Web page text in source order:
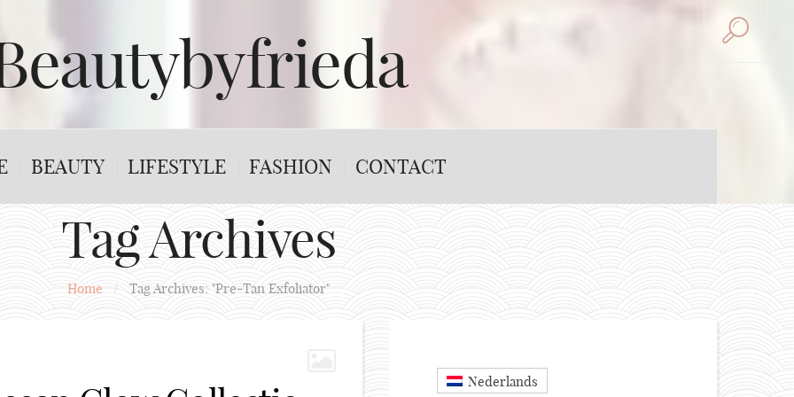
BEAUTY LIFESTYLE FASHION CONTACT
Tag Archives
Home / Tag Archives: "Pre-Tan Exfoliator"
Nederlands